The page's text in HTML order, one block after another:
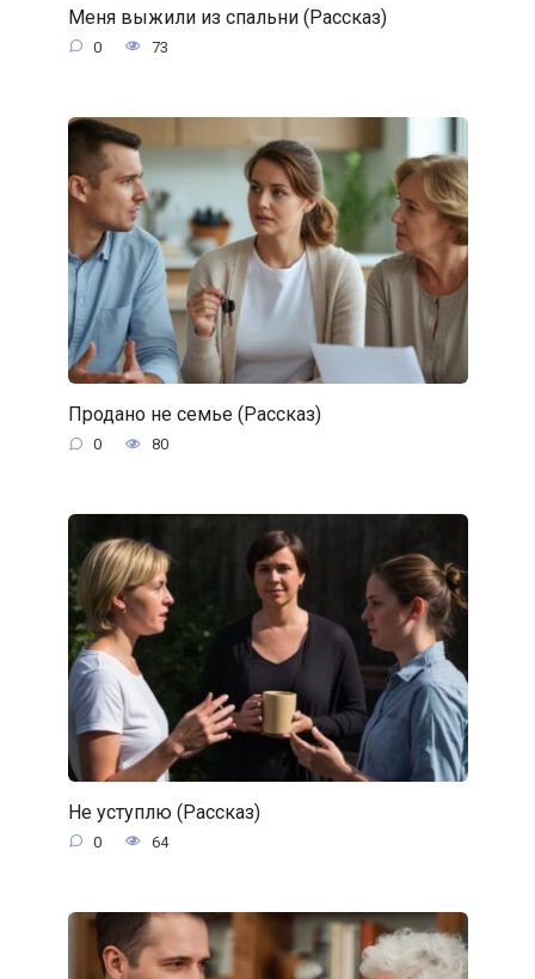
Меня выжили из спальни (Рассказ)
0 73
Продано не семье (Рассказ)
0 80
Не уступлю (Рассказ)
0 64